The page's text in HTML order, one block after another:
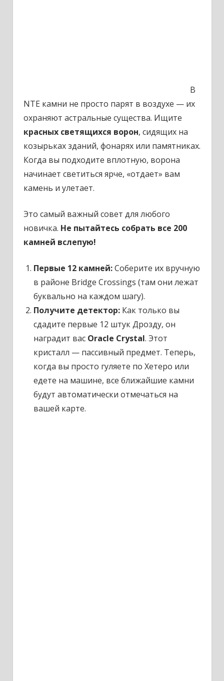
В
NTE камни не просто парят в воздухе — их
охраняют астральные существа. Ищите
красных светящихся ворон, сидящих на
козырьках зданий, фонарях или памятниках.
Когда вы подходите вплотную, ворона
начинает светиться ярче, «отдает» вам
камень и улетает.
Это самый важный совет для любого
новичка. Не пытайтесь собрать все 200
камней вслепую!
Первые 12 камней:Соберите их вручную
в районе Bridge Crossings (там они лежат
буквально на каждом шагу).
Получите детектор:Как только вы
сдадите первые 12 штук Дрозду, он
наградит вас Oracle Crystal. Этот
кристалл — пассивный предмет. Теперь,
когда вы просто гуляете по Хетеро или
едете на машине, все ближайшие камни
будут автоматически отмечаться на
вашей карте.